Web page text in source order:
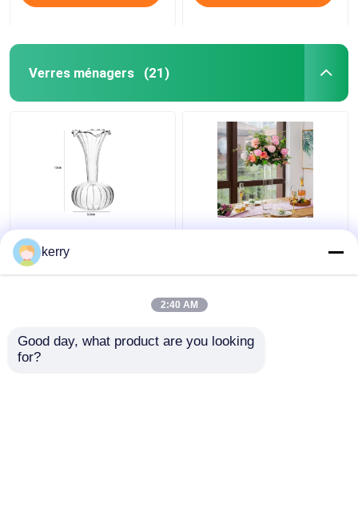
vous pla\\u00eet envoyez-moi un
bocaux en verre 20mm 38mm
Verres ménagers (21)
Vase en verre
transparent de style
art déco européen
Vase à fleurs en verre
transparent à cylindre
Cérémonie de mariage
kerry
2:40 AM
Good day, what product are you looking
for?